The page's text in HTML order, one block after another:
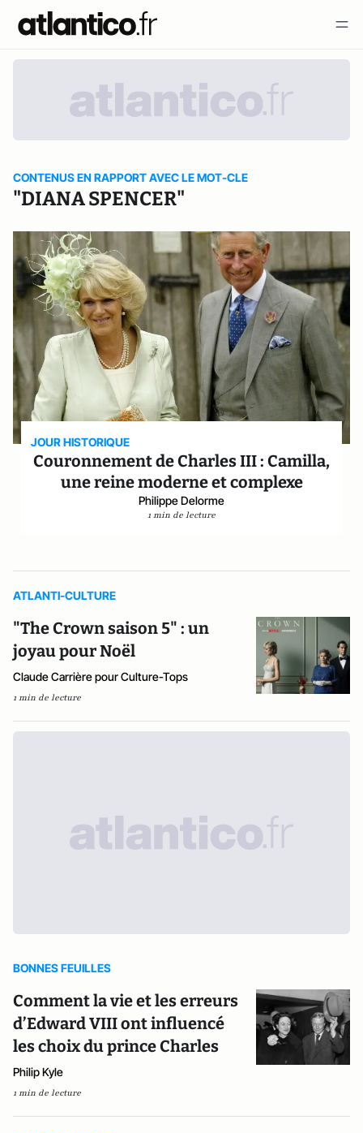
CONTENUS EN RAPPORT AVEC LE MOT-CLE
"DIANA SPENCER"
JOUR HISTORIQUE
Couronnement de Charles III : Camilla,
une reine moderne et complexe
Philippe Delorme
1 min de lecture
ATLANTI-CULTURE
"The Crown saison 5" : un
joyau pour Noël
Claude Carrière pour Culture-Tops
1 min de lecture
BONNES FEUILLES
Comment la vie et les erreurs
d’Edward VIII ont influencé
les choix du prince Charles
Philip Kyle
1 min de lecture